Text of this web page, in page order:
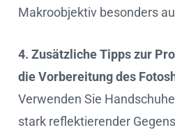
Makroobjektiv besonders
4. Zusätzliche Tipps zur
die Vorbereitung des
Verwenden Sie
stark reflektierender